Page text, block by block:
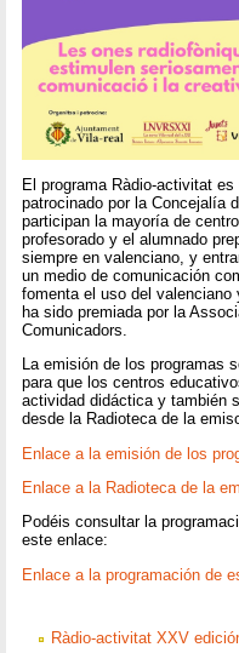
El programa Ràdio-activitat
patrocinado por la Concejalía
participan la mayoría de
profesorado y el alumnado
siempre en valenciano, y
un medio de comunicación
fomenta el uso del valenciano
ha sido premiada por la
Comunicadors.
La emisión de los programas
para que los centros
actividad didáctica y también
desde la Radioteca de la
Enlace a la emisión de los
Enlace a la Radioteca de la
Podéis consultar la
este enlace:
Enlace a la programación de
Ràdio-activitat XXV